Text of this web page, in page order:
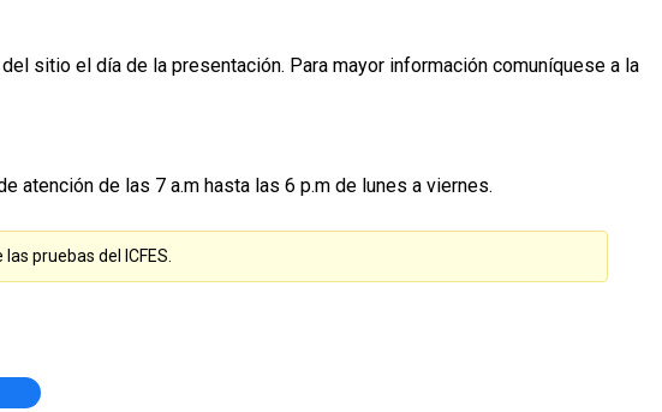
sitio el día de la presentación. Para mayor información comuníquese a la
atención de las 7 a.m hasta las 6 p.m de lunes a viernes.
pruebas del ICFES.